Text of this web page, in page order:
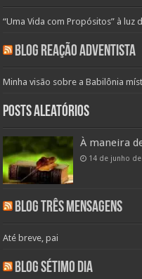
“Uma Vida com Propósitos” à luz
Blog Reação Adventista
Minha visão sobre a Babilônia
Posts aleatórios
À maneira
14 de junho de
Blog Três Mensagens
Até breve, pai
Blog Sétimo Dia